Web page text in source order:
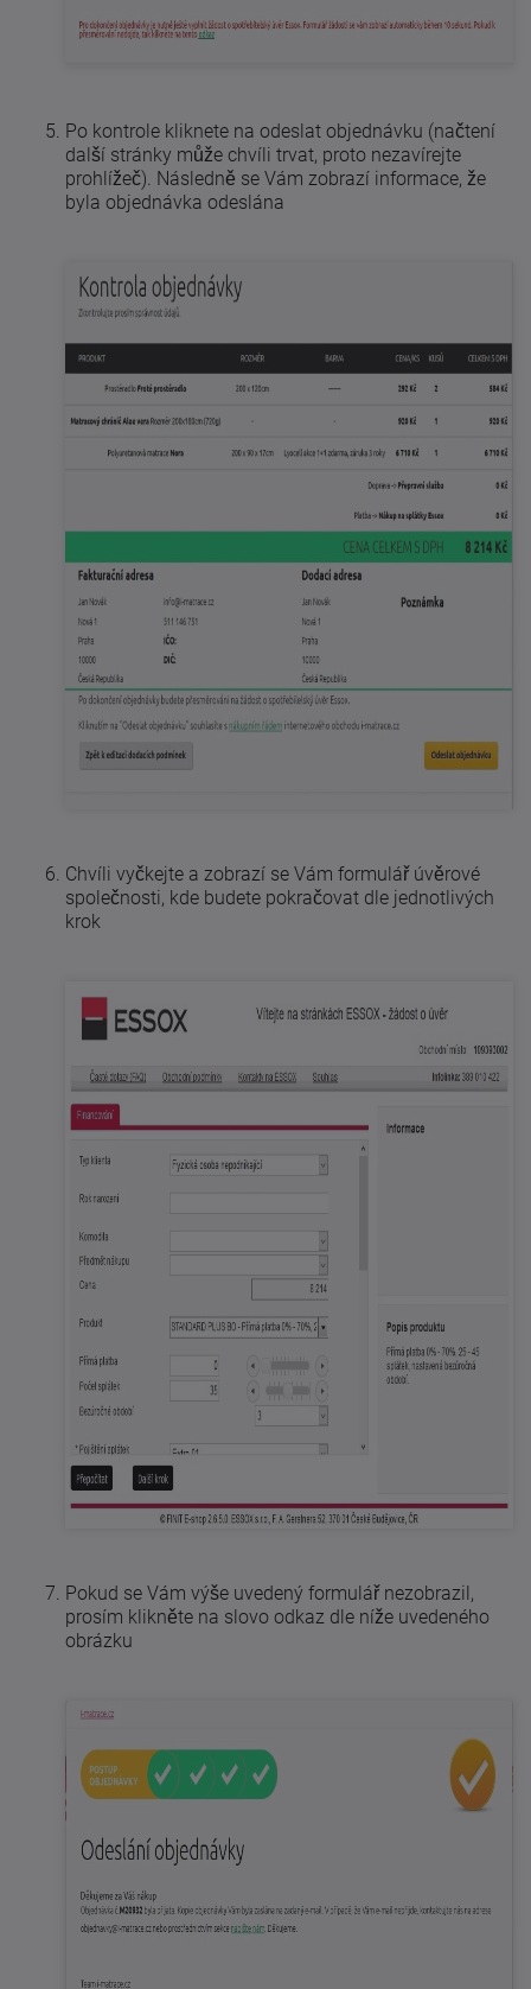
Po kontrole kliknete na odeslat objednávku (načtení
další stránky může chvíli trvat, proto nezavírejte
prohlížeč). Následně se Vám zobrazí informace, že
byla objednávka odeslána
Chvíli vyčkejte a zobrazí se Vám formulář úvěrové
společnosti, kde budete pokračovat dle jednotlivých
krok
Pokud se Vám výše uvedený formulář nezobrazil,
prosím klikněte na slovo odkaz dle níže uvedeného
obrázku